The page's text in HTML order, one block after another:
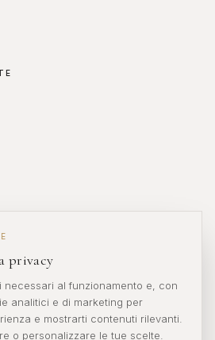
privacy
necessari al funzionamento e, con
analitici e di marketing per
e mostrarti contenuti rilevanti.
o personalizzare le tue scelte.